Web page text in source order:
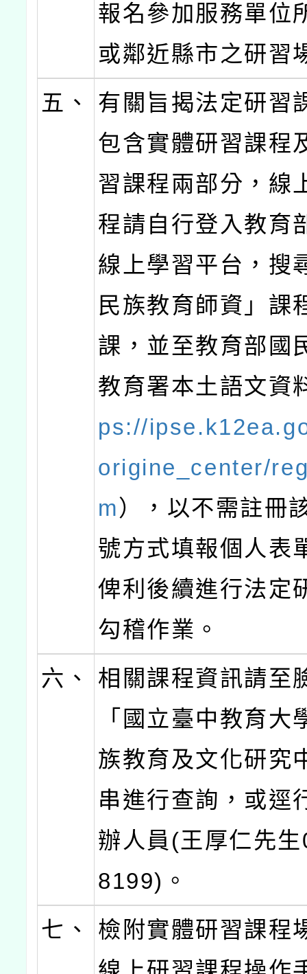
報名參加服務單位
或鄰近縣市之研習
五、
有關旨揭法定研習
包含實體研習課程
習課程兩部分，線
程請自行登入教育
線上學習平台，搜
民族教育師資」課
課，並至教育部國
教育署本土語文資
ps://
origine_center/
m），以不需註冊
號方式填報個人表
俾利後續進行法定
勾稽作業。
六、
相關課程資訊請至
「國立臺中教育大
族教育及文化研究
串進行查詢，或逕
辦人員(王厚仁先
8199)。
七、
檢附實體研習課程